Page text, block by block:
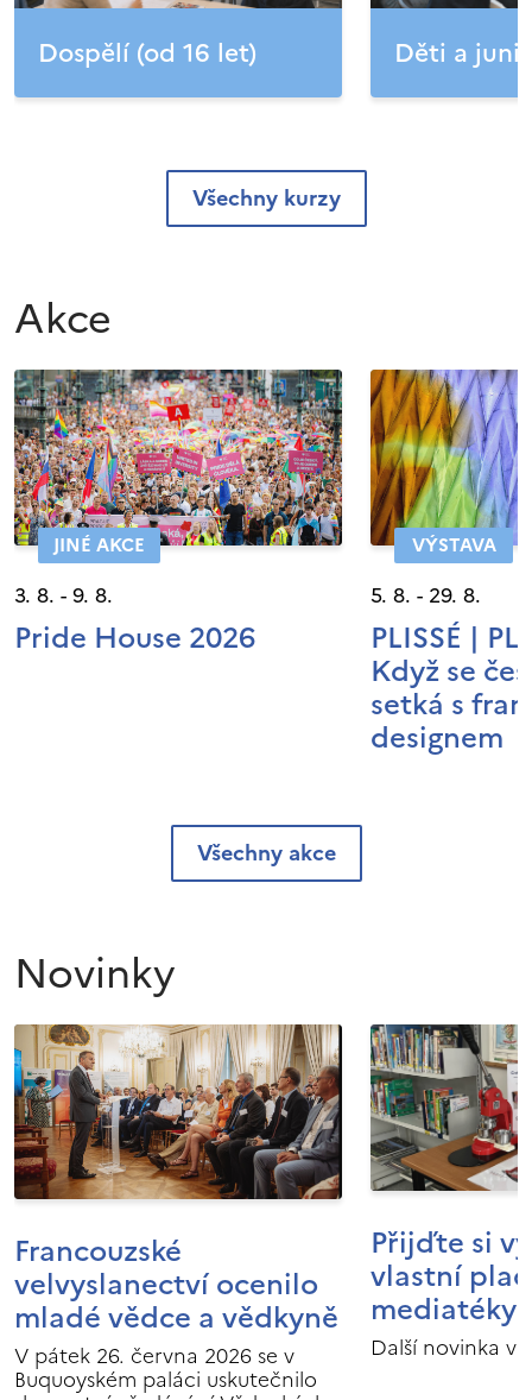
Dospělí (od 16 let) Děti a
Všechny kurzy
Akce
JINÉ AKCE
3. 8. - 9. 8.
Pride House 2026
VÝSTAVA
5. 8. - 29. 8.
PLISSÉ |
Když se
setká s
designem
Všechny akce
Novinky
Francouzské
velvyslanectví ocenilo
mladé vědce a vědkyně
V pátek 26. června 2026 se v
Buquoyském paláci uskutečnilo
Přijďte si
vlastní
mediatéky
Další novinka v